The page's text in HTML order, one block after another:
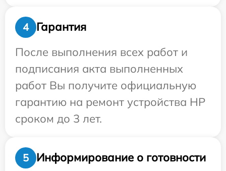
4
Гарантия
После выполнения всех работ и
подписания акта выполненных
работ Вы получите официальную
гарантию на ремонт устройства HP
сроком до 3 лет.
5 Информирование о готовности